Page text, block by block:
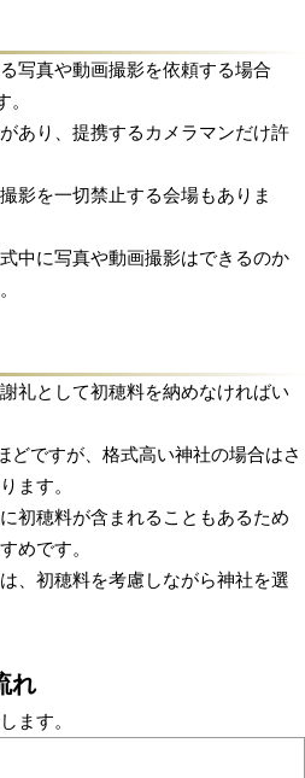
写真や動画撮影を依頼する場合
あり、提携するカメラマンだけ許
影を一切禁止する会場もありま
中に写真や動画撮影はできるのか
礼として初穂料を納めなければい
どですが、格式高い神社の場合はさ
ます。
初穂料が含まれることもあるため
めです。
、初穂料を考慮しながら神社を選
れ
ます。